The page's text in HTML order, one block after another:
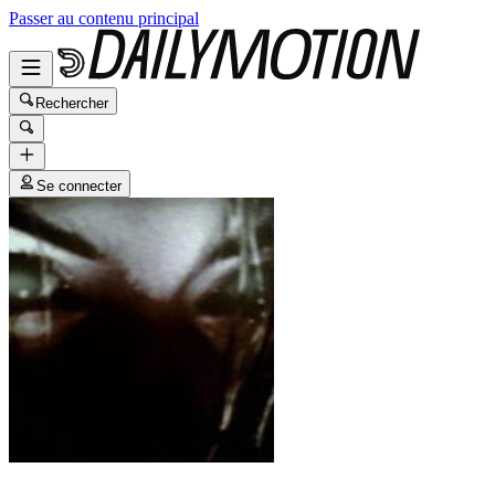
Passer au contenu principal
Rechercher
Se connecter